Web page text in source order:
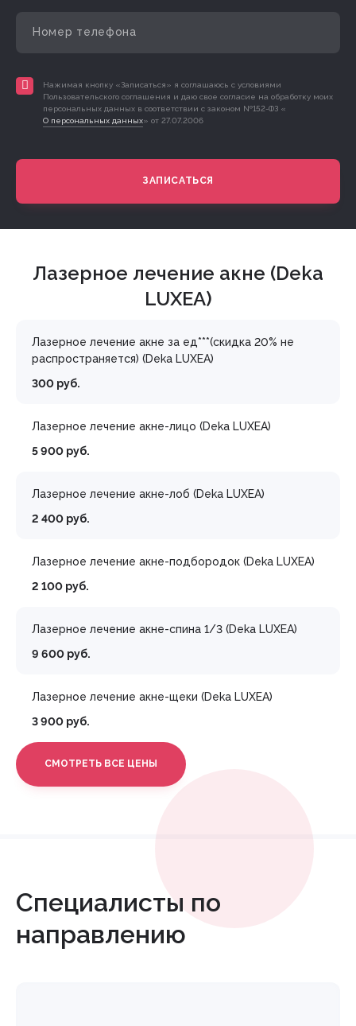
Нажимая кнопку «Записаться» я соглашаюсь с условиями
Пользовательского соглашения и даю свое согласие на обработку моих
персональных данных в соответствии с законом №152-ФЗ «
О персональных данных» от 27.07.2006
ЗАПИСАТЬСЯ
Лазерное лечение акне (Deka
LUXEA)
Лазерное лечение акне за ед***(скидка 20% не
распространяется) (Deka LUXEA)
300 руб.
Лазерное лечение акне-лицо (Deka LUXEA)
5 900 руб.
Лазерное лечение акне-лоб (Deka LUXEA)
2 400 руб.
Лазерное лечение акне-подбородок (Deka LUXEA)
2 100 руб.
Лазерное лечение акне-спина 1/3 (Deka LUXEA)
9 600 руб.
Лазерное лечение акне-щеки (Deka LUXEA)
3 900 руб.
СМОТРЕТЬ ВСЕ ЦЕНЫ
Специалисты по
направлению